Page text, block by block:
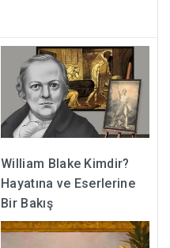
William Blake Kimdir?
Hayatına ve Eserlerine
Bir Bakış